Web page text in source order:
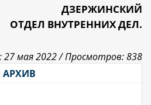
ДЗЕРЖИНСКИЙ
ОТДЕЛ ВНУТРЕННИХ ДЕЛ.
27 мая 2022 /Просмотров: 838
АРХИВ